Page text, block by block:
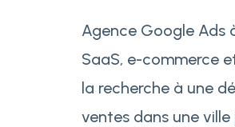
Agence Google Ads
SaaS, e-commerce
la recherche à une
ventes dans une